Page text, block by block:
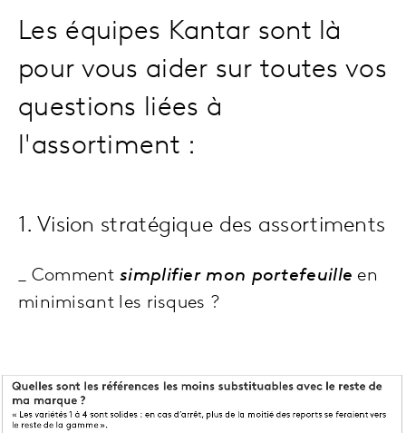
Les équipes Kantar sont là
pour vous aider sur toutes vos
questions liées à
l'assortiment :
1. Vision stratégique des assortiments
_ Comment simplifier mon portefeuille en
minimisant les risques ?